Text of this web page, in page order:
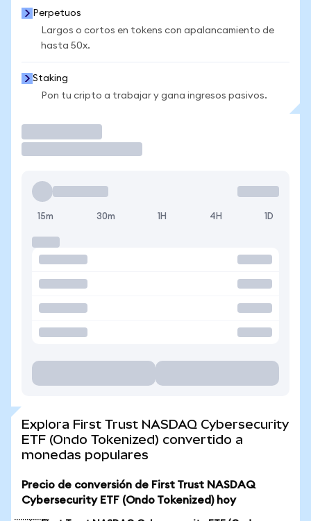
Perpetuos
Largos o cortos en tokens con apalancamiento de
hasta 50x.
Staking
Pon tu cripto a trabajar y gana ingresos pasivos.
15m 30m 1H 4H 1D
Explora First Trust NASDAQ Cybersecurity
ETF (Ondo Tokenized) convertido a
monedas populares
Precio de conversión de First Trust NASDAQ
Cybersecurity ETF (Ondo Tokenized) hoy